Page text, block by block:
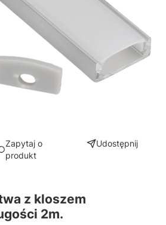
Zapytaj o
produkt
Udostępnij
z kloszem
2m.